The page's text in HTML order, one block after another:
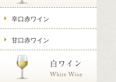
辛口赤ワイン
甘口赤ワイン